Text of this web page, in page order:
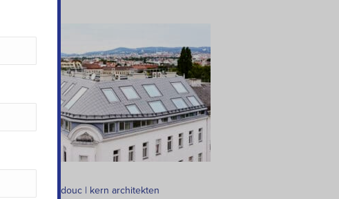
© VMZINC | zdouc | kern architekten